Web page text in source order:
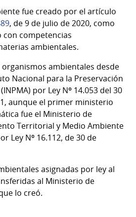
fue creado por el artículo
, de 9 de julio de 2020, como
con competencias
ambientales.
ambientales desde
Nacional para la Preservación
por Ley Nº 14.053 del 30
aunque el primer ministerio
fue el Ministerio de
Territorial y Medio Ambiente
Ley Nº 16.112, de 30 de
asignadas por ley al
al Ministerio de
lo creó.